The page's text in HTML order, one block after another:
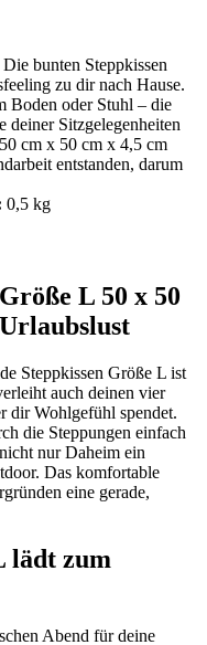
bunten Steppkissen
zu dir nach Hause.
Boden oder Stuhl – die
deiner Sitzgelegenheiten
50 cm x 50 cm x 4,5 cm
entstanden, darum
0,5 kg
L 50 x 50
Steppkissen Größe L ist
auch deinen vier
dir Wohlgefühl spendet.
die Steppungen einfach
nur Daheim ein
Das komfortable
eine gerade,
lädt zum
Abend für deine